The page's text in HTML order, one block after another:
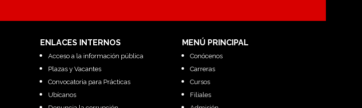
ENLACES INTERNOS
Acceso a la información pública
Plazas y Vacantes
Convocatoria para Prácticas
Ubícanos
MENÚ PRINCIPAL
Conócenos
Carreras
Cursos
Filiales